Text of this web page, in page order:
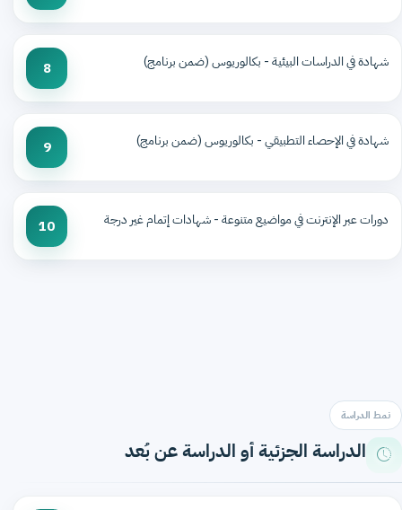
شهادة في الدراسات البيئية - بكالوريوس (ضمن برنامج) 8
شهادة في الإحصاء التطبيقي - بكالوريوس (ضمن برنامج) 9
دورات عبر الإنترنت في مواضيع متنوعة - شهادات إتمام غير درجة 10
نمط الدراسة
الدراسة الجزئية أو الدراسة عن بُعد